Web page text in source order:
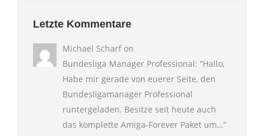
Letzte Kommentare
Michael Scharf on
Bundesliga Manager Professional: “Hallo,
Habe mir gerade von euerer Seite, den
Bundesligamanager Professional
runtergeladen. Besitze seit heute auch
das komplette Amiga-Forever Paket um…”